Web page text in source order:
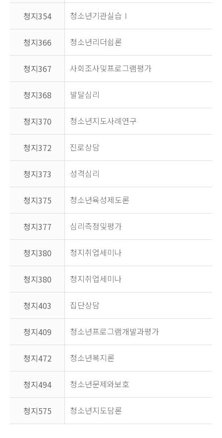
청지354 청소년기관실습Ⅰ
청지366 청소년리더쉽론
청지367 사회조사및프로그램평가
청지368 발달심리
청지370 청소년지도사례연구
청지372 진로상담
청지373 성격심리
청지375 청소년육성제도론
청지377 심리측정및평가
청지380 청지취업세미나
청지380 청지취업세미나
청지403 집단상담
청지409 청소년프로그램개발과평가
청지472 청소년복지론
청지494 청소년문제와보호
청지575 청소년지도담론